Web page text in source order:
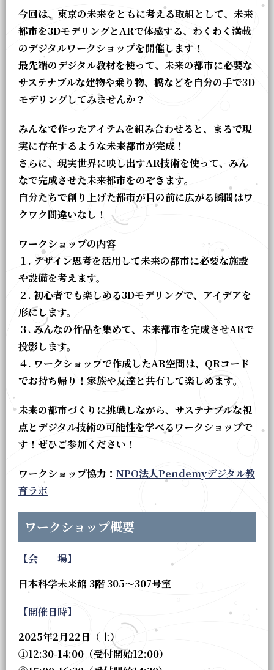
今回は、東京の未来をともに考える取組として、未来
都市を3DモデリングとARで体感する、わくわく満載
のデジタルワークショップを開催します！
最先端のデジタル教材を使って、未来の都市に必要な
サステナブルな建物や乗り物、橋などを自分の手で3D
モデリングしてみませんか？
みんなで作ったアイテムを組み合わせると、まるで現
実に存在するような未来都市が完成！
さらに、現実世界に映し出すAR技術を使って、みん
なで完成させた未来都市をのぞきます。
自分たちで創り上げた都市が目の前に広がる瞬間はワ
クワク間違いなし！
ワークショップの内容
１. デザイン思考を活用して未来の都市に必要な施設
や設備を考えます。
２. 初心者でも楽しめる3Dモデリングで、アイデアを
形にします。
３. みんなの作品を集めて、未来都市を完成させARで
投影します。
４. ワークショップで作成したAR空間は、QRコード
でお持ち帰り！家族や友達と共有して楽しめます。
未来の都市づくりに挑戦しながら、サステナブルな視
点とデジタル技術の可能性を学べるワークショップで
す！ぜひご参加ください！
ワークショップ協力： NPO法人Pendemyデジタル教
育ラボ
ワークショップ概要
【会 場】
日本科学未来館 3階 305～307号室
【開催日時】
2025年2月22日（土）
①12:30-14:00（受付開始12:00）